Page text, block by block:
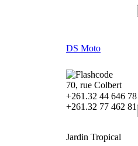
DS Moto
70, rue Colbert
+261.32 44 646 78
+261.32 77 462 81
Jardin Tropical